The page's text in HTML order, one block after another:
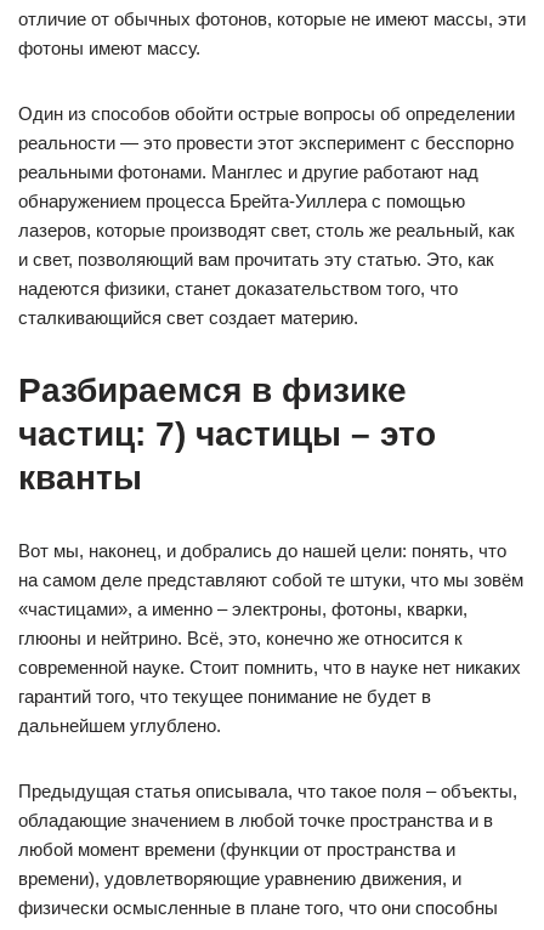
отличие от обычных фотонов, которые не имеют массы, эти
фотоны имеют массу.
Один из способов обойти острые вопросы об определении
реальности — это провести этот эксперимент с бесспорно
реальными фотонами. Манглес и другие работают над
обнаружением процесса Брейта-Уиллера с помощью
лазеров, которые производят свет, столь же реальный, как
и свет, позволяющий вам прочитать эту статью. Это, как
надеются физики, станет доказательством того, что
сталкивающийся свет создает материю.
Разбираемся в физике
частиц: 7) частицы – это
кванты
Вот мы, наконец, и добрались до нашей цели: понять, что
на самом деле представляют собой те штуки, что мы зовём
«частицами», а именно – электроны, фотоны, кварки,
глюоны и нейтрино. Всё, это, конечно же относится к
современной науке. Стоит помнить, что в науке нет никаких
гарантий того, что текущее понимание не будет в
дальнейшем углублено.
Предыдущая статья описывала, что такое поля – объекты,
обладающие значением в любой точке пространства и в
любой момент времени (функции от пространства и
времени), удовлетворяющие уравнению движения, и
физически осмысленные в плане того, что они способны